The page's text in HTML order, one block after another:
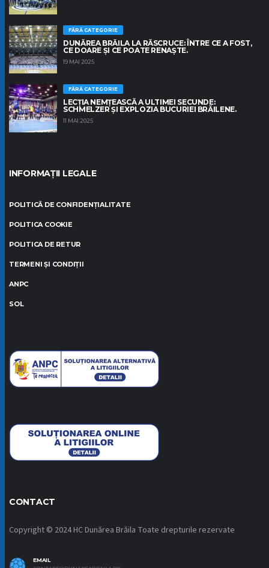
FĂRĂ CATEGORIE
DUNĂREA BRĂILA LA RĂSCRUCE: ÎNTRE CE A FOST,
CE DOARE ȘI CE POATE RENAȘTE.
19 MAI 2025
FĂRĂ CATEGORIE
LECȚIA NEMȚEASCĂ A ULTIMEI SECUNDE:
SCHMELZER ȘI EXPLOZIA BUCURIEI BRĂILENE.
11 MAI 2025
INFORMAȚII LEGALE
POLITICĂ DE CONFIDENȚIALITATE
POLITICA COOKIE
POLITICA DE RETUR
TERMENI ȘI CONDIȚII
ANPC
SOL
CONTACT
Copyright © 2024 HC Dunărea Brăila Toate drepturile rezervate
EMAIL